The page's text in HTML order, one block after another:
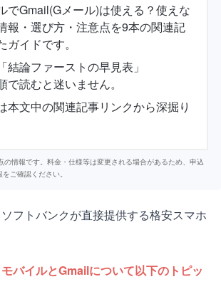
でGmail(Gメール)は使える？使えな
報・選び方・注意点を9本の関連記
イドです。
結論ファーストの早見表」
読むと迷いません。
本文中の関連記事リンクから深掘り
の情報です。料金・仕様等は変更される場合があるため、申込
ご確認ください。
フトバンクが直接提供する格安スマホ
バイルとGmailについて以下のトピッ